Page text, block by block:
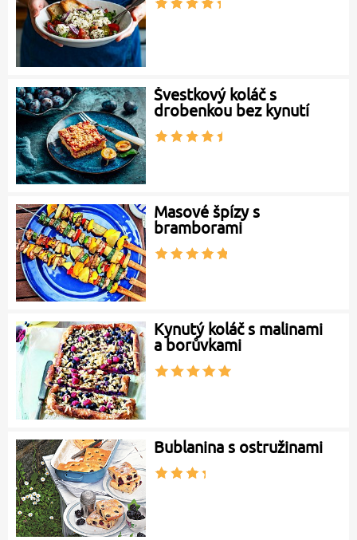
Švestkový koláč s
drobenkou bez kynutí
Masové špízy s
bramborami
Kynutý koláč s malinami
a borůvkami
Bublanina s ostružinami